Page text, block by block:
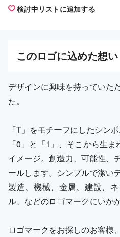
検討中リストに追加する
このロゴに込めた想い
デザインに興味を持っていた
た。
「T」をモチーフにしたシンボ
「0」と「1」、そこから生
イメージ。創造力、可能性、
ールします。シンプルで潔い
製造、機械、金属、建設、
ル、などのロゴマークにいか
ロゴマークをお探しのお客様